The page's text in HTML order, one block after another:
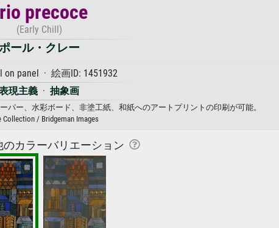
precoce
(Early Chill)
ール・クレー
on panel · 絵画ID: 1451932
現主義 · 抽象画
パー、水彩ボード、非塗工紙、和紙へのアートプリントの印刷が可能。
Collection / Bridgeman Images
のカラーバリエーション